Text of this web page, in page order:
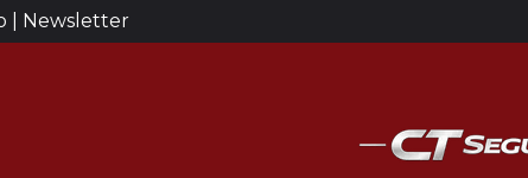
| Newsletter